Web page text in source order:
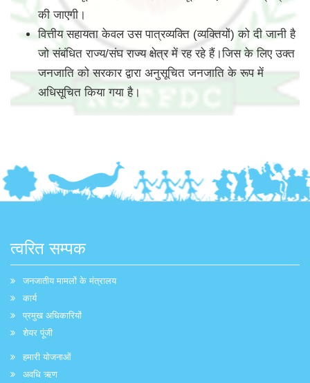
की जाएगी।
वित्तीय सहायता केवल उस पात्रव्यक्ति (व्यक्तियों) को दी जानी है
जो संबंधित राज्य/संघ राज्य क्षेत्र में रह रहे हैं।जिस के लिए उक्त
जनजाति को सरकार द्वारा अनुसूचित जनजाति के रूप में
अधिसूचित किया गया है।
त्वरित सम्पक
जनजातीय मामलों के मंत्रालय
कार्य
प्रमुख अधिकारियों
शेयर पूंजी
हमारी योजनाओं
अवधि ऋण